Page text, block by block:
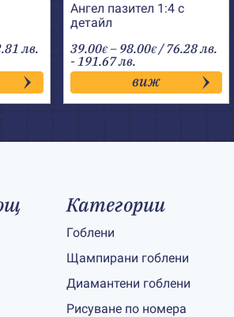
лв.
Ангел пазител 1:4 с
детайл
39.00€ – 98.00€Price
range:
39.00€
through
98.00€
/ 76.28 лв.
- 191.67 лв.
виж
Категории
Гоблени
Щампирани гоблени
Диамантени гоблени
Рисуване по номера